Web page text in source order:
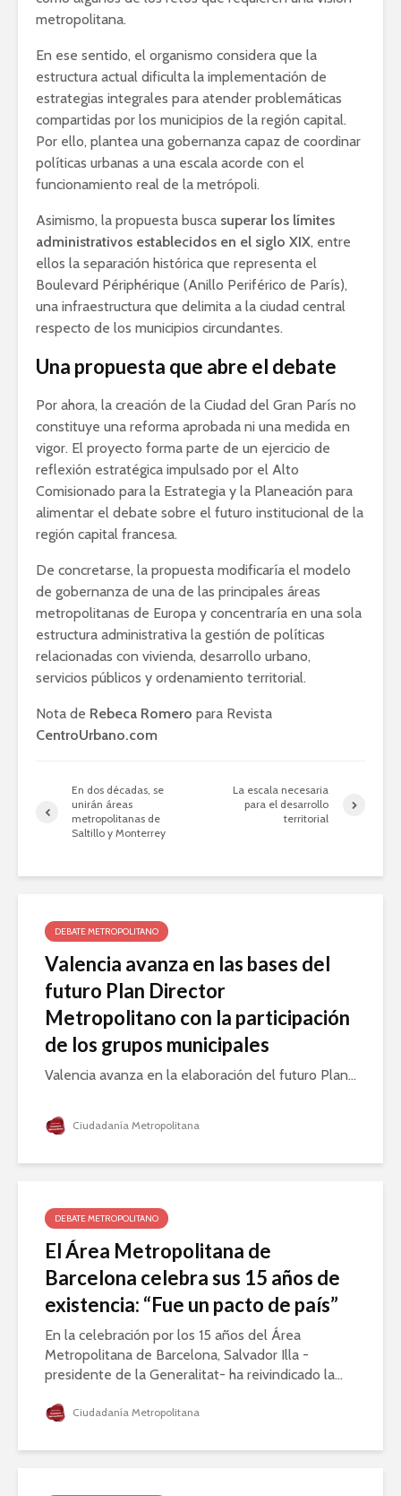
metropolitana.
En ese sentido, el organismo considera que la
estructura actual dificulta la implementación de
estrategias integrales para atender problemáticas
compartidas por los municipios de la región capital.
Por ello, plantea una gobernanza capaz de coordinar
políticas urbanas a una escala acorde con el
funcionamiento real de la metrópoli.
Asimismo, la propuesta busca superar los límites
administrativos establecidos en el siglo XIX, entre
ellos la separación histórica que representa el
Boulevard Périphérique (Anillo Periférico de París),
una infraestructura que delimita a la ciudad central
respecto de los municipios circundantes.
Una propuesta que abre el debate
Por ahora, la creación de la Ciudad del Gran París no
constituye una reforma aprobada ni una medida en
vigor. El proyecto forma parte de un ejercicio de
reflexión estratégica impulsado por el Alto
Comisionado para la Estrategia y la Planeación para
alimentar el debate sobre el futuro institucional de la
región capital francesa.
De concretarse, la propuesta modificaría el modelo
de gobernanza de una de las principales áreas
metropolitanas de Europa y concentraría en una sola
estructura administrativa la gestión de políticas
relacionadas con vivienda, desarrollo urbano,
servicios públicos y ordenamiento territorial.
Nota de Rebeca Romero para Revista
CentroUrbano.com
En dos décadas, se
unirán áreas
metropolitanas de
Saltillo y Monterrey
La escala necesaria
para el desarrollo
territorial
DEBATE METROPOLITANO
Valencia avanza en las bases del
futuro Plan Director
Metropolitano con la participación
de los grupos municipales
Valencia avanza en la elaboración del futuro Plan...
Ciudadanía Metropolitana
DEBATE METROPOLITANO
El Área Metropolitana de
Barcelona celebra sus 15 años de
existencia: “Fue un pacto de país”
En la celebración por los 15 años del Área
Metropolitana de Barcelona, Salvador Illa -
presidente de la Generalitat- ha reivindicado la...
Ciudadanía Metropolitana